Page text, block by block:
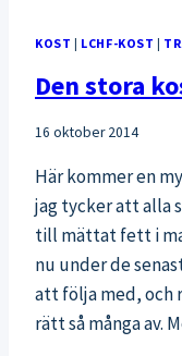
KOST | LCHF-KOST |
Den stora
16 oktober 2014
Här kommer en
jag tycker att alla
till mättat fett i
nu under de
att följa med, och
rätt så många av.